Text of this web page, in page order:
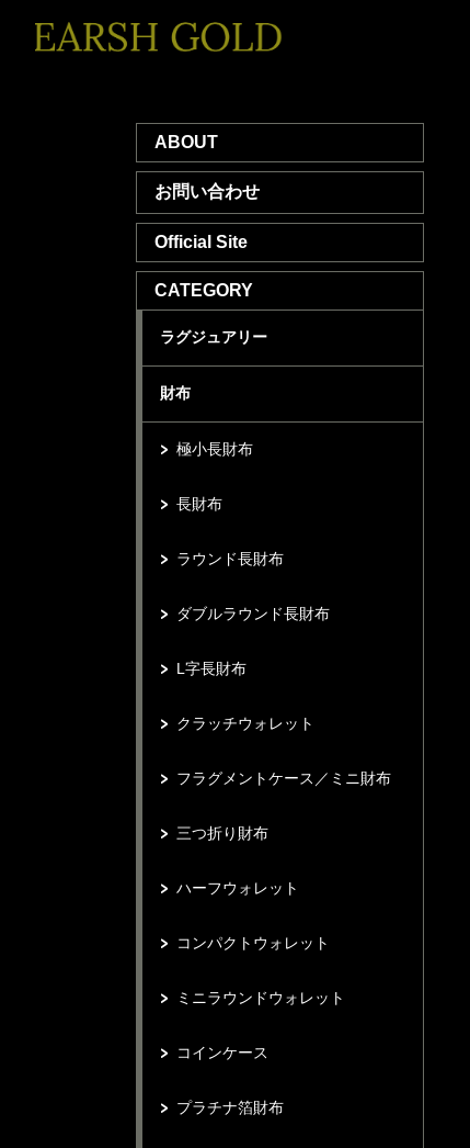
ABOUT
お問い合わせ
Official Site
CATEGORY
ラグジュアリー
財布
極小長財布
長財布
ラウンド長財布
ダブルラウンド長財布
L字長財布
クラッチウォレット
フラグメントケース／ミニ財布
三つ折り財布
ハーフウォレット
コンパクトウォレット
ミニラウンドウォレット
コインケース
プラチナ箔財布